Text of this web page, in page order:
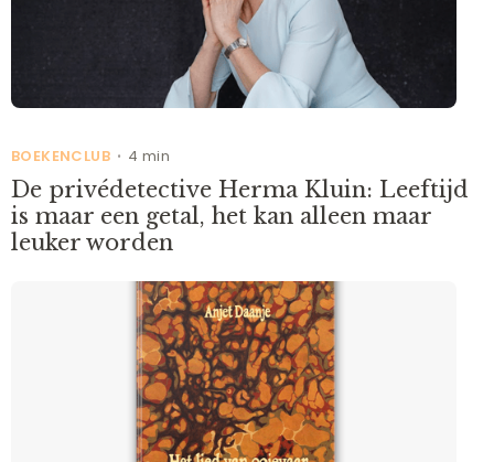
BOEKENCLUB • 4 min
De privédetective Herma Kluin: Leeftijd
is maar een getal, het kan alleen maar
leuker worden